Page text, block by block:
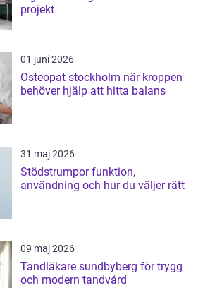
projekt
01 juni 2026
Osteopat stockholm när kroppen
behöver hjälp att hitta balans
31 maj 2026
Stödstrumpor funktion,
användning och hur du väljer rätt
09 maj 2026
Tandläkare sundbyberg för trygg
och modern tandvård